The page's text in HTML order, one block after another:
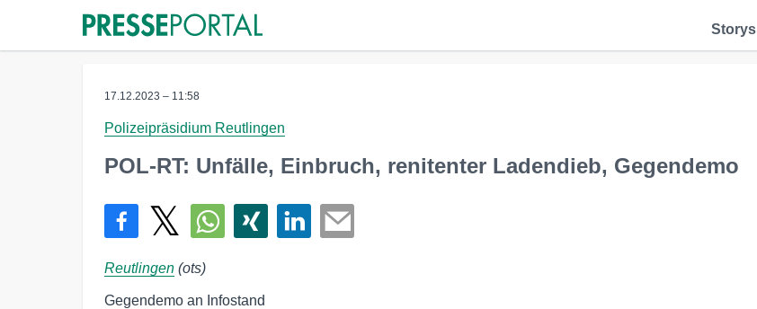
Storys
17.12.2023 – 11:58
Polizeipräsidium Reutlingen
POL-RT: Unfälle, Einbruch, renitenter Ladendieb, Gegendemo
Reutlingen (ots)
Gegendemo an Infostand